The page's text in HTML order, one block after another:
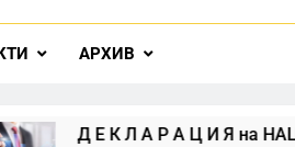
АРХИВ
Д Е К Л А Р А Ц И Я на